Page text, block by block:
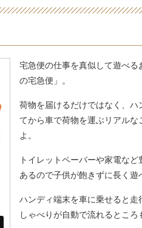
宅急便の仕事を真似して遊べる
の宅急便」。
荷物を届けるだけではなく、ハ
てから車で荷物を運ぶリアルな
よ。
トイレットペーパーや家電な
あるので子供が飽きずに長く遊
ハンディ端末を車に乗せると走
しゃべりが自動で流れるところ